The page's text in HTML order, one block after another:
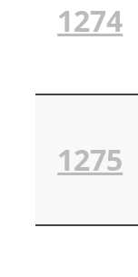
1274
1275